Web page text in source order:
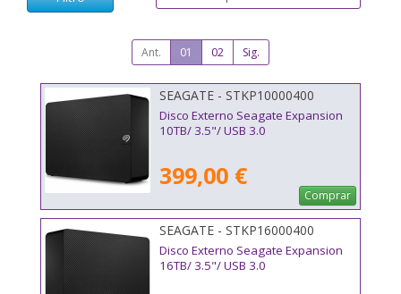
Ant. 01 02 Sig.
SEAGATE - STKP10000400
Disco Externo Seagate Expansion
10TB/ 3.5"/ USB 3.0
399,00 €
Comprar
SEAGATE - STKP16000400
Disco Externo Seagate Expansion
16TB/ 3.5"/ USB 3.0